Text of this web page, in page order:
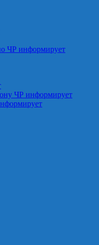
ЧР информирует
ЧР информирует